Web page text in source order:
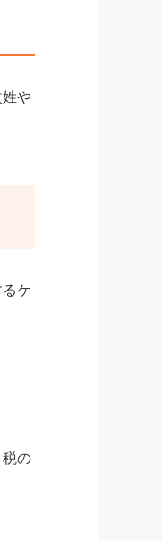
や
ケ
の